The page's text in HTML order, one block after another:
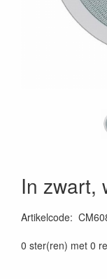
In zwart,
Artikelcode:
0 ster(ren) met 0